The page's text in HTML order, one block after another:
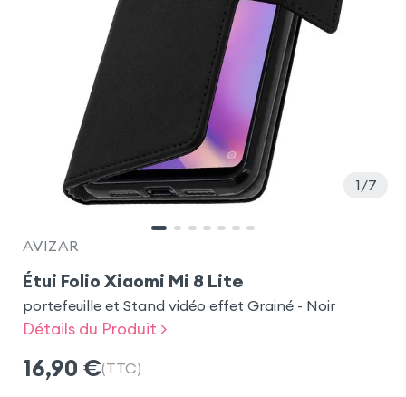
1 7
AVIZAR
Étui Folio Xiaomi Mi 8 Lite
portefeuille et Stand vidéo effet Grainé - Noir
Détails du Produit >
16,90 €(TTC)